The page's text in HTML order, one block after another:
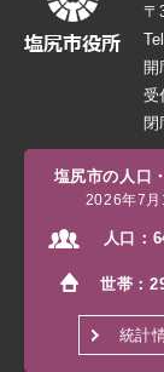
〒
開
受
閉
塩尻市の人口
2026年7月
人口：
世帯：
統計